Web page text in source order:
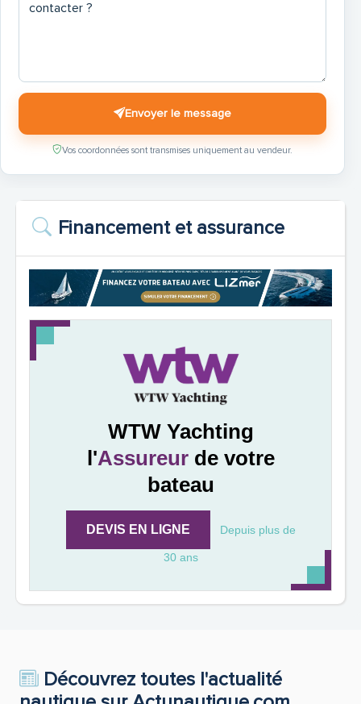
Envoyer le message
Vos coordonnées sont transmises uniquement au vendeur.
Financement et assurance
WTW Yachting
l'Assureurde votre
bateau
DEVIS EN LIGNE Depuis plus de
30 ans
Découvrez toutes l'actualité